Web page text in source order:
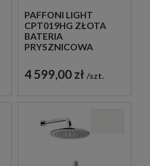
PAFFONI LIGHT
CPT019HG ZŁOTA
BATERIA
PRYSZNICOWA
TERMOSTATYCZNA 3-
DROŻNA
4 599,00 zł szt.